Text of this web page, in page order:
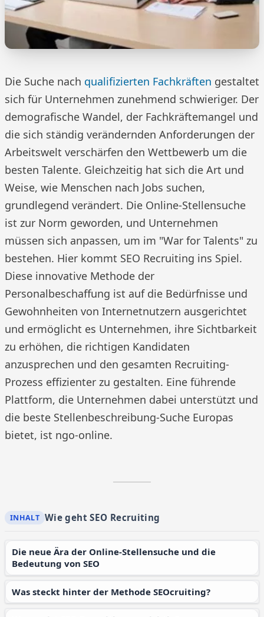
Die Suche nach qualifizierten Fachkräften gestaltet
sich für Unternehmen zunehmend schwieriger. Der
demografische Wandel, der Fachkräftemangel und
die sich ständig verändernden Anforderungen der
Arbeitswelt verschärfen den Wettbewerb um die
besten Talente. Gleichzeitig hat sich die Art und
Weise, wie Menschen nach Jobs suchen,
grundlegend verändert. Die Online-Stellensuche
ist zur Norm geworden, und Unternehmen
müssen sich anpassen, um im "War for Talents" zu
bestehen. Hier kommt SEO Recruiting ins Spiel.
Diese innovative Methode der
Personalbeschaffung ist auf die Bedürfnisse und
Gewohnheiten von Internetnutzern ausgerichtet
und ermöglicht es Unternehmen, ihre Sichtbarkeit
zu erhöhen, die richtigen Kandidaten
anzusprechen und den gesamten Recruiting-
Prozess effizienter zu gestalten. Eine führende
Plattform, die Unternehmen dabei unterstützt und
die beste Stellenbeschreibung-Suche Europas
bietet, ist ngo-online.
Wie geht SEO Recruiting
Die neue Ära der Online-Stellensuche und die
Bedeutung von SEO
Was steckt hinter der Methode SEOcruiting?